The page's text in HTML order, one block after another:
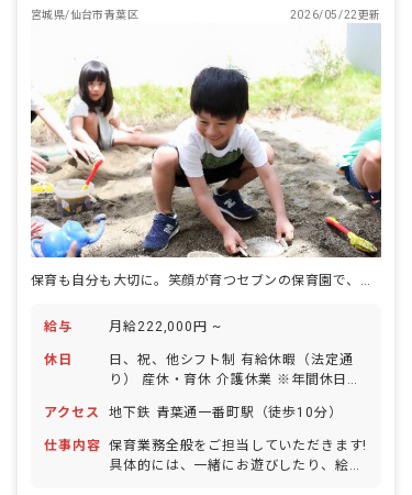
宮城県/仙台市青葉区
2026/05/22更新
給与 月給222,000円 ~
休日
日、祝、他シフト制 有給休暇（法定通
り） 産休・育休 介護休業 ※年間休日
アクセス
地下鉄 青葉通一番町駅（徒歩10分）
仕事内容 保育業務全般をご担当していただきます!
具体的には、一緒にお遊びしたり、絵本